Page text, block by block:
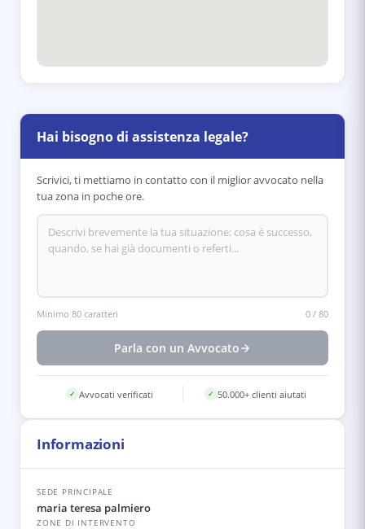
Hai bisogno di assistenza legale?
Scrivici, ti mettiamo in contatto con il miglior avvocato nella
tua zona in poche ore.
Minimo 80 caratteri 0 / 80
Parla con un Avvocato
✓ Avvocati verificati ✓ 50.000+ clienti aiutati
Informazioni
SEDE PRINCIPALE
maria teresa palmiero
ZONE DI INTERVENTO